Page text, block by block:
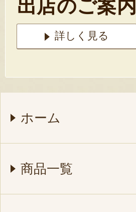
出店のご案内
詳しく見る
ホーム
商品一覧